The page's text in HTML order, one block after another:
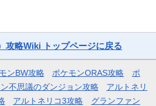
攻略Wiki トップページに戻る
ンBW攻略 ポケモンORAS攻略
ポ
不思議のダンジョン攻略
アルトネリ
アルトネリコ3攻略
グランファン